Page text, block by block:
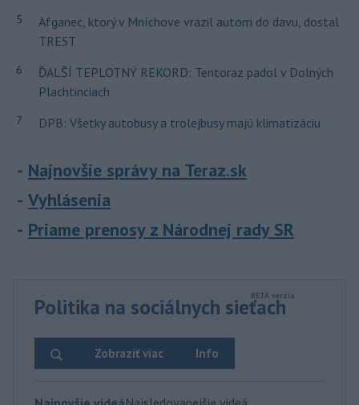
5
Afganec, ktorý v Mníchove vrazil autom do davu, dostal
TREST
6
ĎALŠÍ TEPLOTNÝ REKORD: Tentoraz padol v Dolných
Plachtinciach
7 DPB: Všetky autobusy a trolejbusy majú klimatizáciu
Najnovšie správy na Teraz.sk
Vyhlásenia
Priame prenosy z Národnej rady SR
Politika na sociálnych sieťach
Info
Zobraziť viac